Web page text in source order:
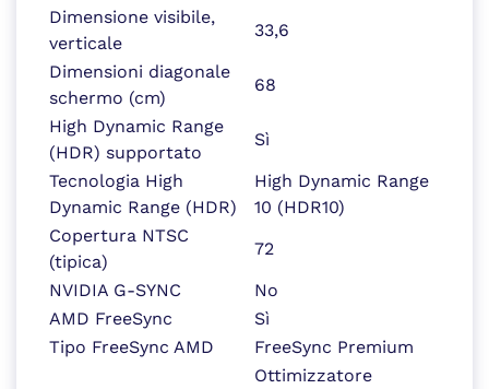
Dimensione visibile,
verticale
33,6
Dimensioni diagonale
schermo (cm)
68
High Dynamic Range
(HDR) supportato
Sì
Tecnologia High
Dynamic Range (HDR)
High Dynamic Range
10 (HDR10)
Copertura NTSC
(tipica)
72
NVIDIA G-SYNC
No
AMD FreeSync
Sì
Tipo FreeSync AMD
FreeSync Premium
Ottimizzatore